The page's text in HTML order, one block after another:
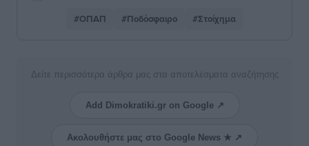
#ΟΠΑΠ #Ποδόσφαιρο #Στοίχημα
Δείτε περισσότερα άρθρα μας στα αποτελέσματα αναζήτησης
Add Dimokratiki.gr on Google ↗
Ακολουθήστε μας στο Google News ★ ↗